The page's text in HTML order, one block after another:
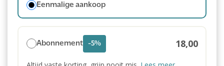
Eenmalige aankoop
Abonnement -5% 18,00